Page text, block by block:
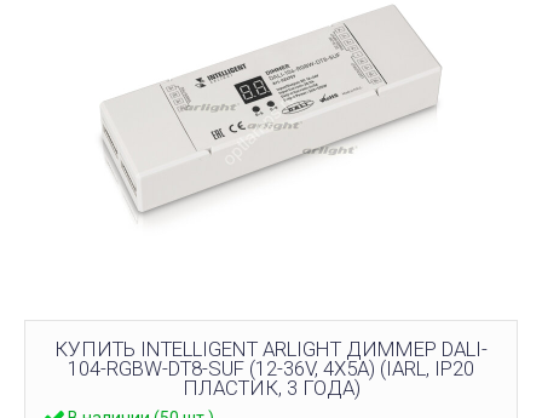
КУПИТЬ INTELLIGENT ARLIGHT ДИММЕР DALI-
104-RGBW-DT8-SUF (12-36V, 4Х5А) (IARL, IP20
ПЛАСТИК, 3 ГОДА)